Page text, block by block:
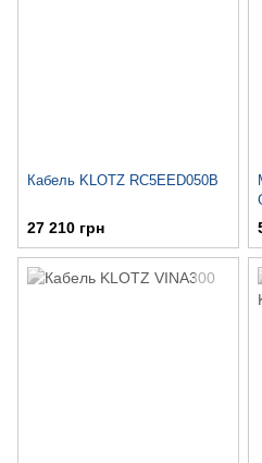
Кабель KLOTZ RC5EED050B
27 210 грн